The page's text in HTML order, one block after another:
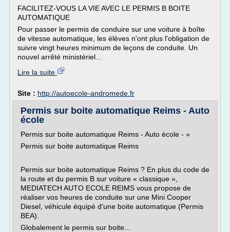
FACILITEZ-VOUS LA VIE AVEC LE PERMIS B BOITE
AUTOMATIQUE
Pour passer le permis de conduire sur une voiture à boîte
de vitesse automatique, les élèves n'ont plus l'obligation de
suivre vingt heures minimum de leçons de conduite. Un
nouvel arrêté ministériel...
Lire la suite
Site : http://autoecole-andromede.fr
Permis sur boite automatique Reims - Auto
école
Permis sur boite automatique Reims - Auto école - »
Permis sur boite automatique Reims
Permis sur boite automatique Reims ? En plus du code de
la route et du permis B sur voiture « classique »,
MEDIATECH AUTO ECOLE REIMS vous propose de
réaliser vos heures de conduite sur une Mini Cooper
Diesel, véhicule équipé d'une boite automatique (Permis
BEA).
Globalement le permis sur boite...